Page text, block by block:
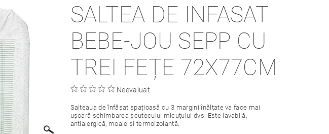
SALTEA DE INFASAT
BEBE-JOU SEPP CU
TREI FEȚE 72X77CM
Neevaluat
Salteaua de înfășat spațioasă cu 3 margini înălțate va face mai
ușoară schimbarea scutecului micuțului dvs. Este lavabilă,
antialergică, moale și termoizolantă.